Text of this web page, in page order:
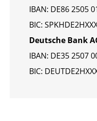
IBAN: DE86 2505
BIC:
Deut­sche Bank
IBAN: DE35 2507
BIC: